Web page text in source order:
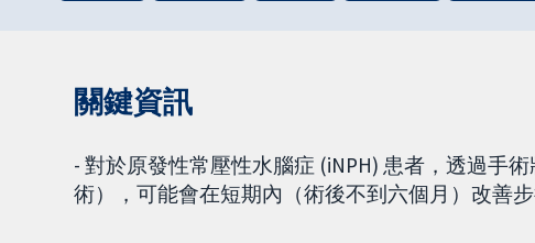
關鍵資訊
- 對於原發性常壓性水腦症 (iNPH) 患者，透過手
術），可能會在短期內（術後不到六個月）改善步